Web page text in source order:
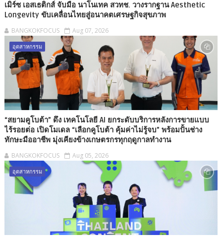
เมิร์ซ เอสเธติกส์ จับมือ นาโนเทค สวทช. วางรากฐาน Aesthetic
Longevity ขับเคลื่อนไทยสู่อนาคตเศรษฐกิจสุขภาพ
BANGKOKFOCUS Aug 07, 2026
อุตสาหกรรม
“สยามคูโบต้า” ดึง เทคโนโลยี AI ยกระดับบริการหลังการขายแบบ
ไร้รอยต่อ เปิดโมเดล “เลือกคูโบต้า คุ้มค่าไม่รู้จบ” พร้อมปั้นช่าง
ทักษะมืออาชีพ มุ่งเคียงข้างเกษตรกรทุกฤดูกาลทำงาน
BANGKOKFOCUS Aug 05, 2026
อุตสาหกรรม